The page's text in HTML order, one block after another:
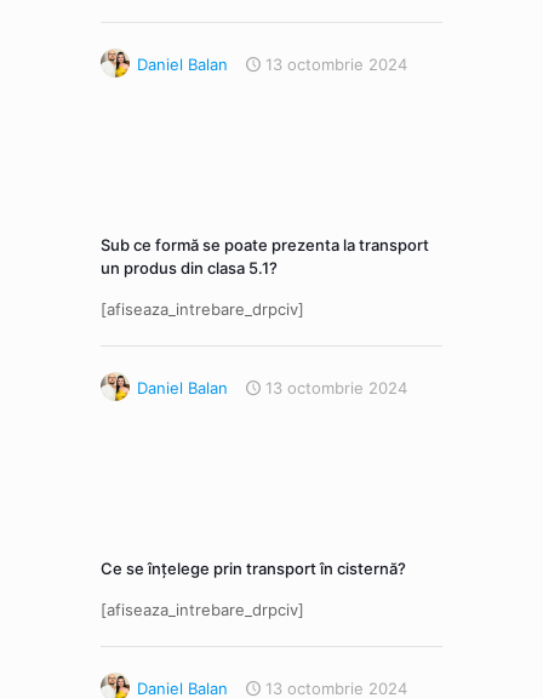
Daniel Balan 13 octombrie 2024
Sub ce formă se poate prezenta la transport
un produs din clasa 5.1?
[afiseaza_intrebare_drpciv]
Daniel Balan 13 octombrie 2024
Ce se înţelege prin transport în cisternă?
[afiseaza_intrebare_drpciv]
Daniel Balan 13 octombrie 2024